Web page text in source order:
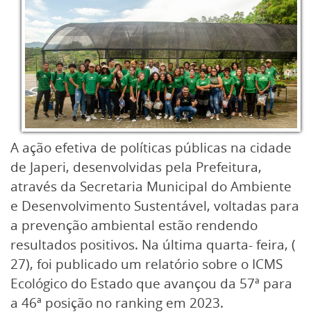
A ação efetiva de políticas públicas na cidade
de Japeri, desenvolvidas pela Prefeitura,
através da Secretaria Municipal do Ambiente
e Desenvolvimento Sustentável, voltadas para
a prevenção ambiental estão rendendo
resultados positivos. Na última quarta- feira, (
27), foi publicado um relatório sobre o ICMS
Ecológico do Estado que avançou da 57ª para
a 46ª posição no ranking em 2023.